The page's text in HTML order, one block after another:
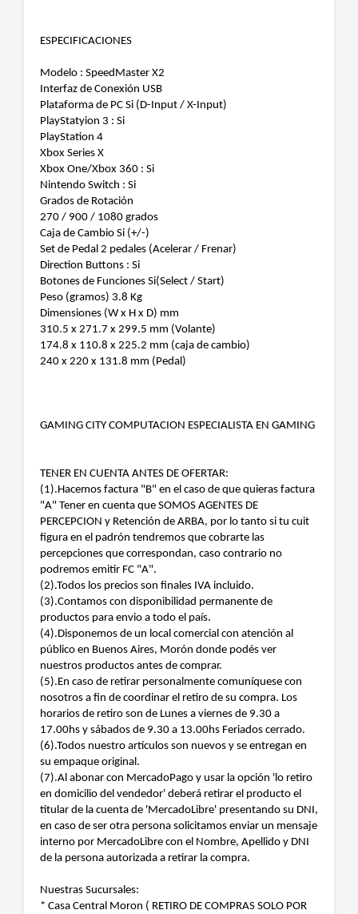
ESPECIFICACIONES
Modelo : SpeedMaster X2
Interfaz de Conexión USB
Plataforma de PC Si (D-Input / X-Input)
PlayStatyion 3 : Si
PlayStation 4
Xbox Series X
Xbox One/Xbox 360 : Si
Nintendo Switch : Si
Grados de Rotación
270 / 900 / 1080 grados
Caja de Cambio Si (+/-)
Set de Pedal 2 pedales (Acelerar / Frenar)
Direction Buttons : Si
Botones de Funciones Si(Select / Start)
Peso (gramos) 3.8 Kg
Dimensiones (W x H x D) mm
310.5 x 271.7 x 299.5 mm (Volante)
174.8 x 110.8 x 225.2 mm (caja de cambio)
240 x 220 x 131.8 mm (Pedal)
GAMING CITY COMPUTACION ESPECIALISTA EN GAMING
TENER EN CUENTA ANTES DE OFERTAR:
(1).Hacemos factura "B" en el caso de que quieras factura
"A" Tener en cuenta que SOMOS AGENTES DE
PERCEPCION y Retención de ARBA, por lo tanto si tu cuit
figura en el padrón tendremos que cobrarte las
percepciones que correspondan, caso contrario no
podremos emitir FC "A".
(2).Todos los precios son finales IVA incluido.
(3).Contamos con disponibilidad permanente de
productos para envio a todo el país.
(4).Disponemos de un local comercial con atención al
público en Buenos Aires, Morón donde podés ver
nuestros productos antes de comprar.
(5).En caso de retirar personalmente comuníquese con
nosotros a fin de coordinar el retiro de su compra. Los
horarios de retiro son de Lunes a viernes de 9.30 a
17.00hs y sábados de 9.30 a 13.00hs Feriados cerrado.
(6).Todos nuestro artículos son nuevos y se entregan en
su empaque original.
(7).Al abonar con MercadoPago y usar la opción 'lo retiro
en domicilio del vendedor' deberá retirar el producto el
titular de la cuenta de 'MercadoLibre' presentando su DNI,
en caso de ser otra persona solicitamos enviar un mensaje
interno por MercadoLibre con el Nombre, Apellido y DNI
de la persona autorizada a retirar la compra.
Nuestras Sucursales:
* Casa Central Moron ( RETIRO DE COMPRAS SOLO POR